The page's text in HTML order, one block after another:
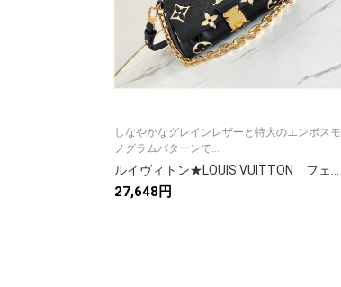
しなやかなグレインレザーと特大のエンボスモ
ノグラムパターンで...
ルイヴィトン★LOUIS VUITTON フェイボリット ショルダーバック 黒/灰 モノグラム カバン
27,648円